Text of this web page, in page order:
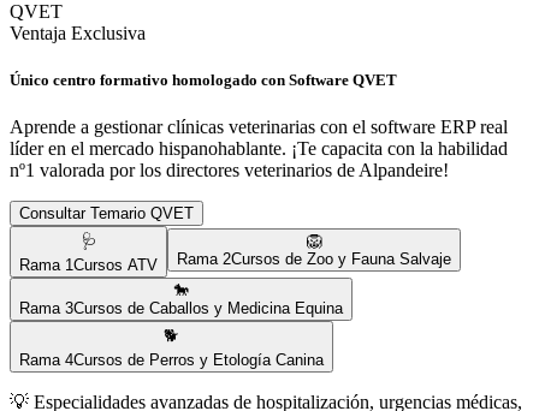
QVET
Ventaja Exclusiva
Único centro formativo homologado con Software QVET
Aprende a gestionar clínicas veterinarias con el software ERP real
líder en el mercado hispanohablante. ¡Te capacita con la habilidad
nº1 valorada por los directores veterinarios de Alpandeire!
Consultar Temario QVET
🩺
Rama 1Cursos ATV
🦁
Rama 2Cursos de Zoo y Fauna Salvaje
🐎
Rama 3Cursos de Caballos y Medicina Equina
🐕
Rama 4Cursos de Perros y Etología Canina
💡 Especialidades avanzadas de hospitalización, urgencias médicas,